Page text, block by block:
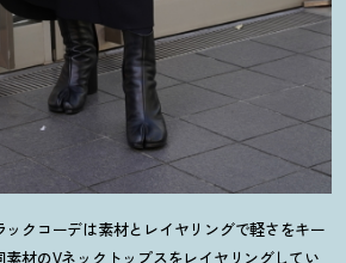
クコーデは素材とレイヤリングで軽さをキー
素材のVネックトップスをレイヤリングしてい